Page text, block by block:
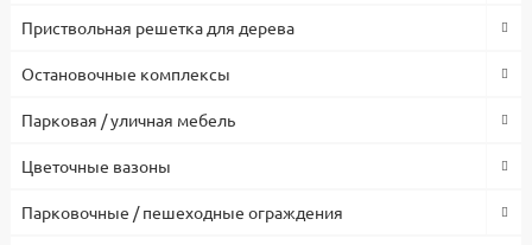
Приствольная решетка для дерева
Остановочные комплексы
Парковая / уличная мебель
Цветочные вазоны
Парковочные / пешеходные ограждения